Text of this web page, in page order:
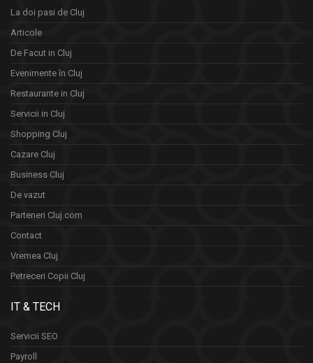
La doi pasi de Cluj
Articole
De Facut in Cluj
Evenimente în Cluj
Restaurante in Cluj
Servicii in Cluj
Shopping Cluj
Cazare Cluj
Business Cluj
De vazut
Parteneri Cluj.com
Contact
Vremea Cluj
Petreceri Copii Cluj
IT & TECH
Servicii SEO
Payroll